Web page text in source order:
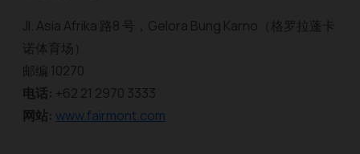
Jl. Asia Afrika 路8 号，Gelora Bung Karno（格罗拉蓬卡
诺体育场）
邮编 10270
电话: +62 21 2970 3333
网站: www.fairmont.com